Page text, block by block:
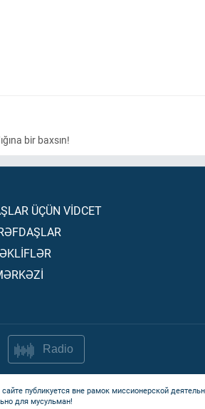
bir baxsın!
ÜÇÜN VİDCET
Radio
публикуется вне рамок миссионерской
для мусульман!